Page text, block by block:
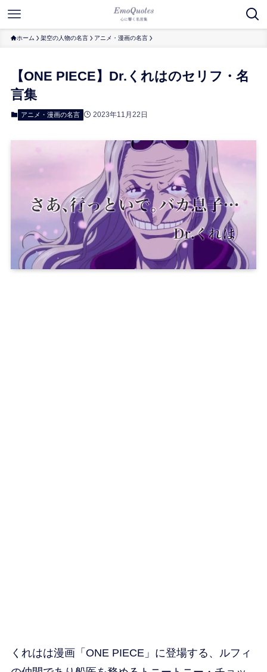
ホーム 架空の人物の名言 アニメ・漫画の名言
【ONE PIECE】Dr.くれはのセリフ・名
言集
アニメ・漫画の名言 2023年11月22日
くれはは漫画「ONE PIECE」に登場する、ルフィ